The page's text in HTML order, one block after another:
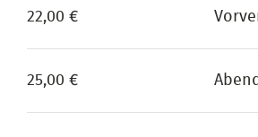
22,00 €
25,00 €